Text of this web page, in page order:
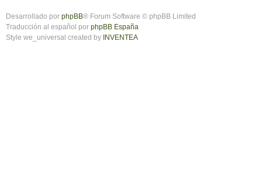
Desarrollado por phpBB® Forum Software © phpBB Limited
Traducción al español por phpBB España
Style we_universal created by INVENTEA